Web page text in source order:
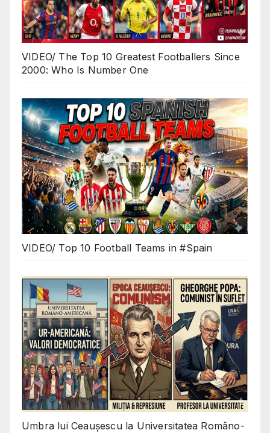
VIDEO/ The Top 10 Greatest Footballers Since
2000: Who Is Number One
VIDEO/ Top 10 Football Teams in #Spain
Umbra lui Ceaușescu la Universitatea Româno-